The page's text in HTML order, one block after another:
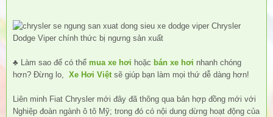
♣ Làm sao để có thể mua xe hơi hoặc bán xe hơi nhanh chóng
hơn? Đừng lo, Xe Hơi Việtsẽ giúp bạn làm mọi thứ dễ dàng hơn!
Liên minh Fiat Chrysler mới đây đã thông qua bản hợp đồng mới với
Nghiệp đoàn ngành ô tô Mỹ; trong đó có nội dung dừng hoạt động của